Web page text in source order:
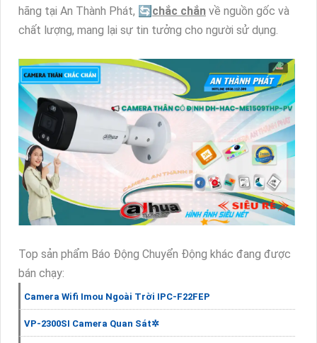
hãng tại An Thành Phát, 🔄 chắc chắn về nguồn gốc và
chất lượng, mang lại sự tin tưởng cho người sử dụng.
Top sản phẩm Báo Động Chuyển Động khác đang được
bán chạy:
Camera Wifi Imou Ngoài Trời IPC-F22FEP
VP-2300SI Camera Quan Sát✲